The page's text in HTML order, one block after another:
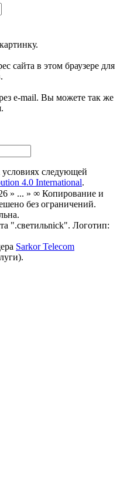
сайта в этом браузере для
e-mail. Вы можете так же
следующей
4.0 International.
» ... » ∞ Копирование и
без ограничений.
".светильnick". Логотип:
Sarkor Telecom